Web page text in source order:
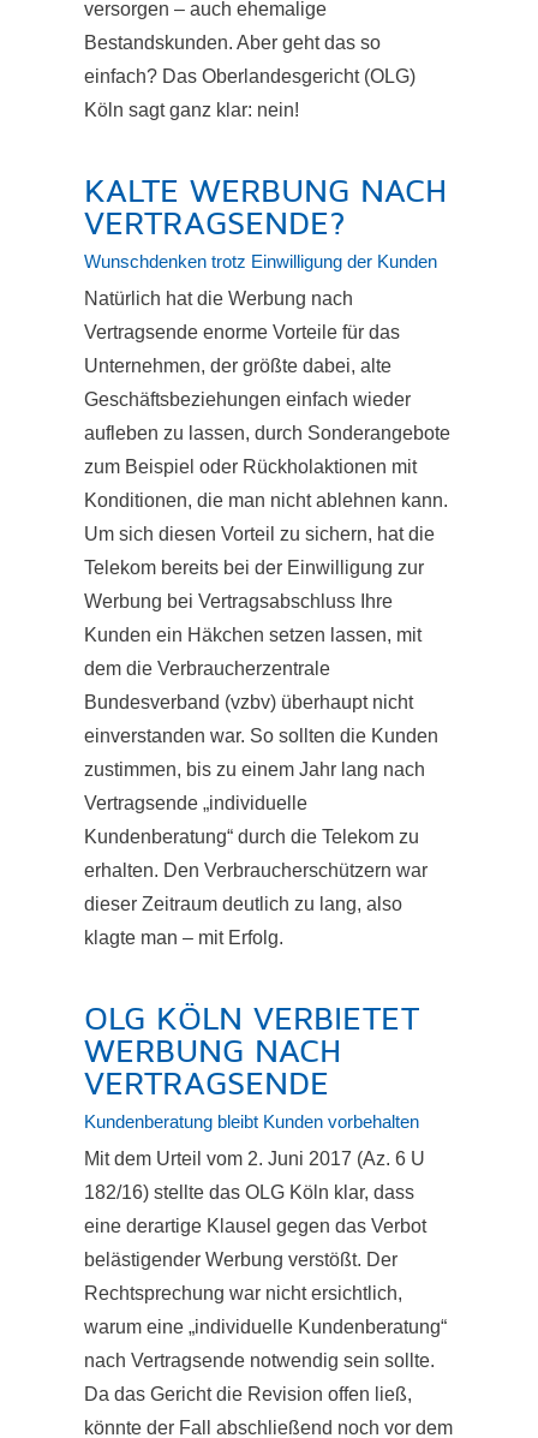
versorgen – auch ehemalige
Bestandskunden. Aber geht das so
einfach? Das Oberlandesgericht (OLG)
Köln sagt ganz klar: nein!
KALTE WERBUNG NACH
VERTRAGSENDE?
Wunschdenken trotz Einwilligung der Kunden
Natürlich hat die Werbung nach
Vertragsende enorme Vorteile für das
Unternehmen, der größte dabei, alte
Geschäftsbeziehungen einfach wieder
aufleben zu lassen, durch Sonderangebote
zum Beispiel oder Rückholaktionen mit
Konditionen, die man nicht ablehnen kann.
Um sich diesen Vorteil zu sichern, hat die
Telekom bereits bei der Einwilligung zur
Werbung bei Vertragsabschluss Ihre
Kunden ein Häkchen setzen lassen, mit
dem die Verbraucherzentrale
Bundesverband (vzbv) überhaupt nicht
einverstanden war. So sollten die Kunden
zustimmen, bis zu einem Jahr lang nach
Vertragsende „individuelle
Kundenberatung“ durch die Telekom zu
erhalten. Den Verbraucherschützern war
dieser Zeitraum deutlich zu lang, also
klagte man – mit Erfolg.
OLG KÖLN VERBIETET
WERBUNG NACH
VERTRAGSENDE
Kundenberatung bleibt Kunden vorbehalten
Mit dem Urteil vom 2. Juni 2017 (Az. 6 U
182/16) stellte das OLG Köln klar, dass
eine derartige Klausel gegen das Verbot
belästigender Werbung verstößt. Der
Rechtsprechung war nicht ersichtlich,
warum eine „individuelle Kundenberatung“
nach Vertragsende notwendig sein sollte.
Da das Gericht die Revision offen ließ,
könnte der Fall abschließend noch vor dem